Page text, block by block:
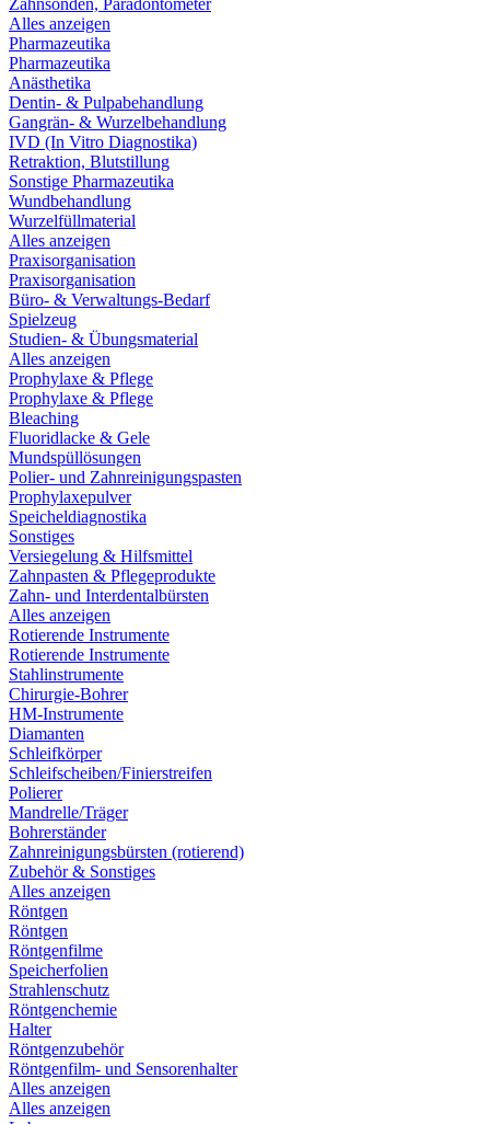
Zahnsonden, Paradontometer
Alles anzeigen
Pharmazeutika
Pharmazeutika
Anästhetika
Dentin- & Pulpabehandlung
Gangrän- & Wurzelbehandlung
IVD (In Vitro Diagnostika)
Retraktion, Blutstillung
Sonstige Pharmazeutika
Wundbehandlung
Wurzelfüllmaterial
Alles anzeigen
Praxisorganisation
Praxisorganisation
Büro- & Verwaltungs-Bedarf
Spielzeug
Studien- & Übungsmaterial
Alles anzeigen
Prophylaxe & Pflege
Prophylaxe & Pflege
Bleaching
Fluoridlacke & Gele
Mundspüllösungen
Polier- und Zahnreinigungspasten
Prophylaxepulver
Speicheldiagnostika
Sonstiges
Versiegelung & Hilfsmittel
Zahnpasten & Pflegeprodukte
Zahn- und Interdentalbürsten
Alles anzeigen
Rotierende Instrumente
Rotierende Instrumente
Stahlinstrumente
Chirurgie-Bohrer
HM-Instrumente
Diamanten
Schleifkörper
Schleifscheiben/Finierstreifen
Polierer
Mandrelle/Träger
Bohrerständer
Zahnreinigungsbürsten (rotierend)
Zubehör & Sonstiges
Alles anzeigen
Röntgen
Röntgen
Röntgenfilme
Speicherfolien
Strahlenschutz
Röntgenchemie
Halter
Röntgenzubehör
Röntgenfilm- und Sensorenhalter
Alles anzeigen
Alles anzeigen